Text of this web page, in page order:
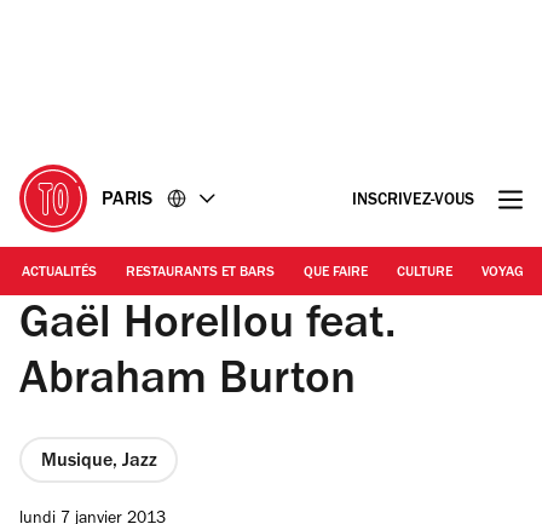
PARIS INSCRIVEZ-VOUS
ACTUALITÉS RESTAURANTS ET BARS QUE FAIRE CULTURE VOYAGE
Gaël Horellou feat.
Abraham Burton
Musique, Jazz
lundi 7 janvier 2013